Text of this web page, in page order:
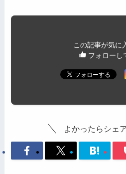
この記事が気に
フォローし
よかったらシェ